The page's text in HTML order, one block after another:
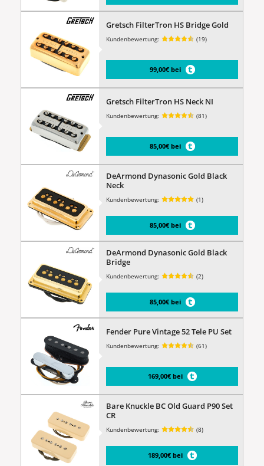
Gretsch FilterTron HS Bridge Gold
Kundenbewertung: (19)
99,00€ bei
Gretsch FilterTron HS Neck NI
Kundenbewertung: (81)
85,00€ bei
DeArmond Dynasonic Gold Black
Neck
Kundenbewertung: (1)
85,00€ bei
DeArmond Dynasonic Gold Black
Bridge
Kundenbewertung: (2)
85,00€ bei
Fender Pure Vintage 52 Tele PU Set
Kundenbewertung: (61)
169,00€ bei
Bare Knuckle BC Old Guard P90 Set
CR
Kundenbewertung: (8)
189,00€ bei